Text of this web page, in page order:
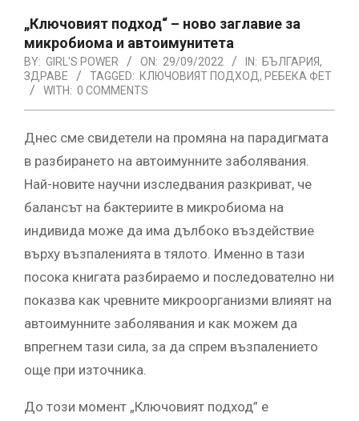
„Ключовият подход“ – ново заглавие за
микробиома и автоимунитета
BY: GIRL'S POWER ON: 29/09/2022 IN: БЪЛГАРИЯ,
ЗДРАВЕ
TAGGED: КЛЮЧОВИЯТ ПОДХОД , РЕБЕКА ФЕТ
WITH: 0 COMMENTS
Днес сме свидетели на промяна на парадигмата
в разбирането на автоимунните заболявания.
Най-новите научни изследвания разкриват, че
балансът на бактериите в микробиома на
индивида може да има дълбоко въздействие
върху възпаленията в тялото. Именно в тази
посока книгата разбираемо и последователно ни
показва как чревните микроорганизми влияят на
автоимунните заболявания и как можем да
впрегнем тази сила, за да спрем възпалението
още при източника.
До този момент „Ключовият подход” е